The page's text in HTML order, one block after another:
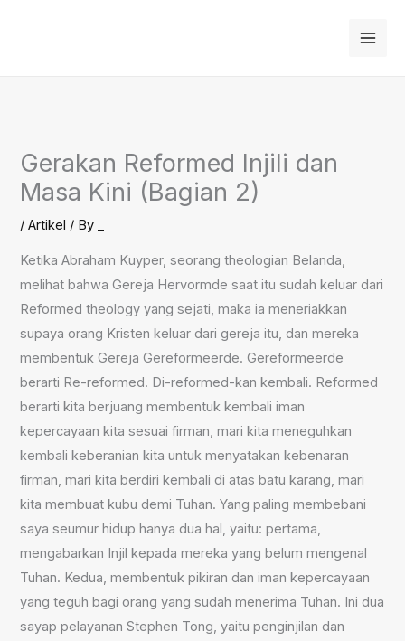
Gerakan Reformed Injili dan
Masa Kini (Bagian 2)
/Artikel / By
Ketika Abraham Kuyper, seorang theologian Belanda,
melihat bahwa Gereja Hervormde saat itu sudah keluar dari
Reformed theology yang sejati, maka ia meneriakkan
supaya orang Kristen keluar dari gereja itu, dan mereka
membentuk Gereja Gereformeerde. Gereformeerde
berarti Re-reformed. Di-reformed-kan kembali. Reformed
berarti kita berjuang membentuk kembali iman
kepercayaan kita sesuai firman, mari kita meneguhkan
kembali keberanian kita untuk menyatakan kebenaran
firman, mari kita berdiri kembali di atas batu karang, mari
kita membuat kubu demi Tuhan. Yang paling membebani
saya seumur hidup hanya dua hal, yaitu: pertama,
mengabarkan Injil kepada mereka yang belum mengenal
Tuhan. Kedua, membentuk pikiran dan iman kepercayaan
yang teguh bagi orang yang sudah menerima Tuhan. Ini dua
sayap pelayanan Stephen Tong, yaitu penginjilan dan